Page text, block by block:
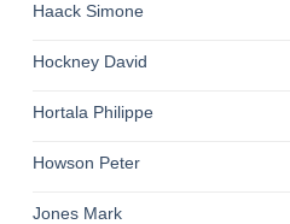
Haack Simone
Hockney David
Hortala Philippe
Howson Peter
Jones Mark